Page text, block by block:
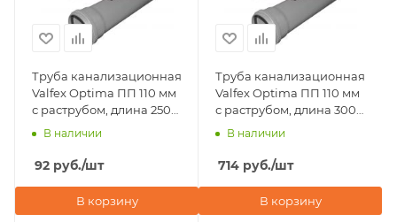
Труба канализационная
Valfex Optima ПП 110 мм
с раструбом, длина 250
ммВ наличии
92 руб./шт
В корзину
Труба канализационная
Valfex Optima ПП 110 мм
с раструбом, длина 3000
ммВ наличии
714 руб./шт
В корзину